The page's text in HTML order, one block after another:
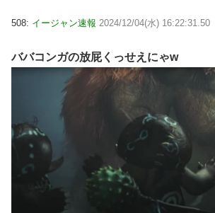
508: イージャン速報 2024/12/04(水) 16:22:31.50
ババコンガの放屁くっせえにゃw